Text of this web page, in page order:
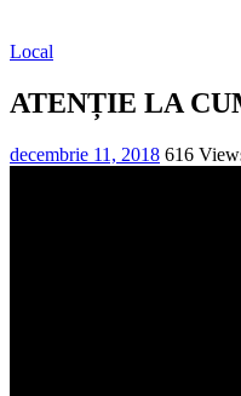
Local
ATENȚIE LA
decembrie 11, 2018 616